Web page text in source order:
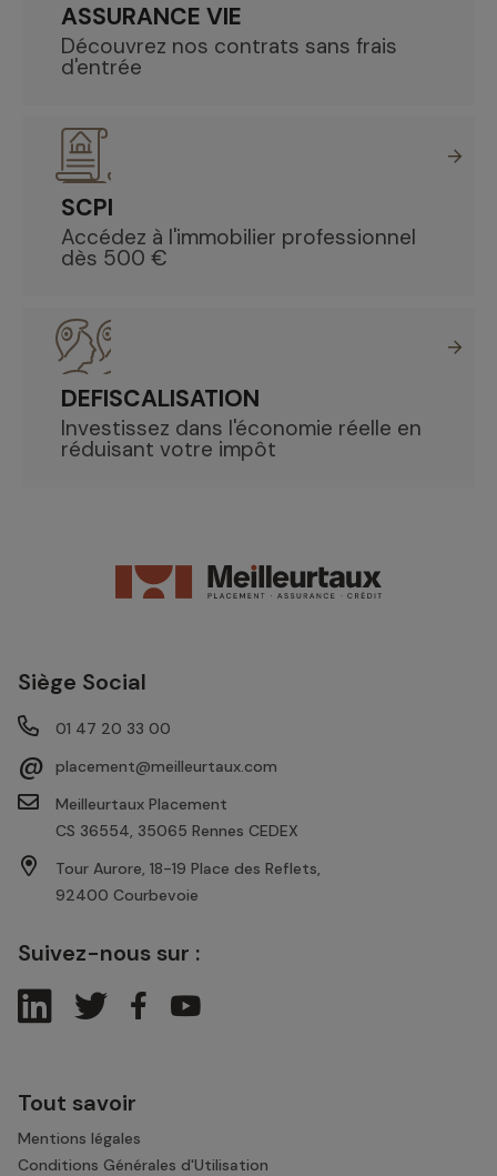
ASSURANCE VIE
Découvrez nos contrats sans frais
d'entrée
SCPI
Accédez à l'immobilier professionnel
dès 500 €
DEFISCALISATION
Investissez dans l'économie réelle en
réduisant votre impôt
Siège Social
01 47 20 33 00
@
placement@meilleurtaux.com
Meilleurtaux Placement
CS 36554, 35065 Rennes CEDEX
Tour Aurore, 18-19 Place des Reflets,
92400 Courbevoie
Suivez-nous sur :
Tout savoir
Mentions légales
Conditions Générales d'Utilisation